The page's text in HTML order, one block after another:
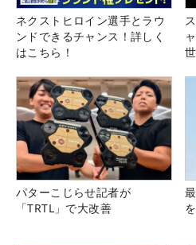
ネクストヒロイン選手とラウ
ンドできるチャンス！詳しく
はこちら！
パターこじらせ記者が
「TRTL」で大改善